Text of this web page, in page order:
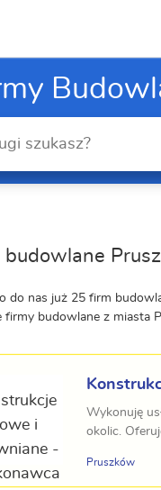
budowlane
do nas już 25 firm
firmy budowlane z miasta
Wykonuję
okolic.
Pruszków